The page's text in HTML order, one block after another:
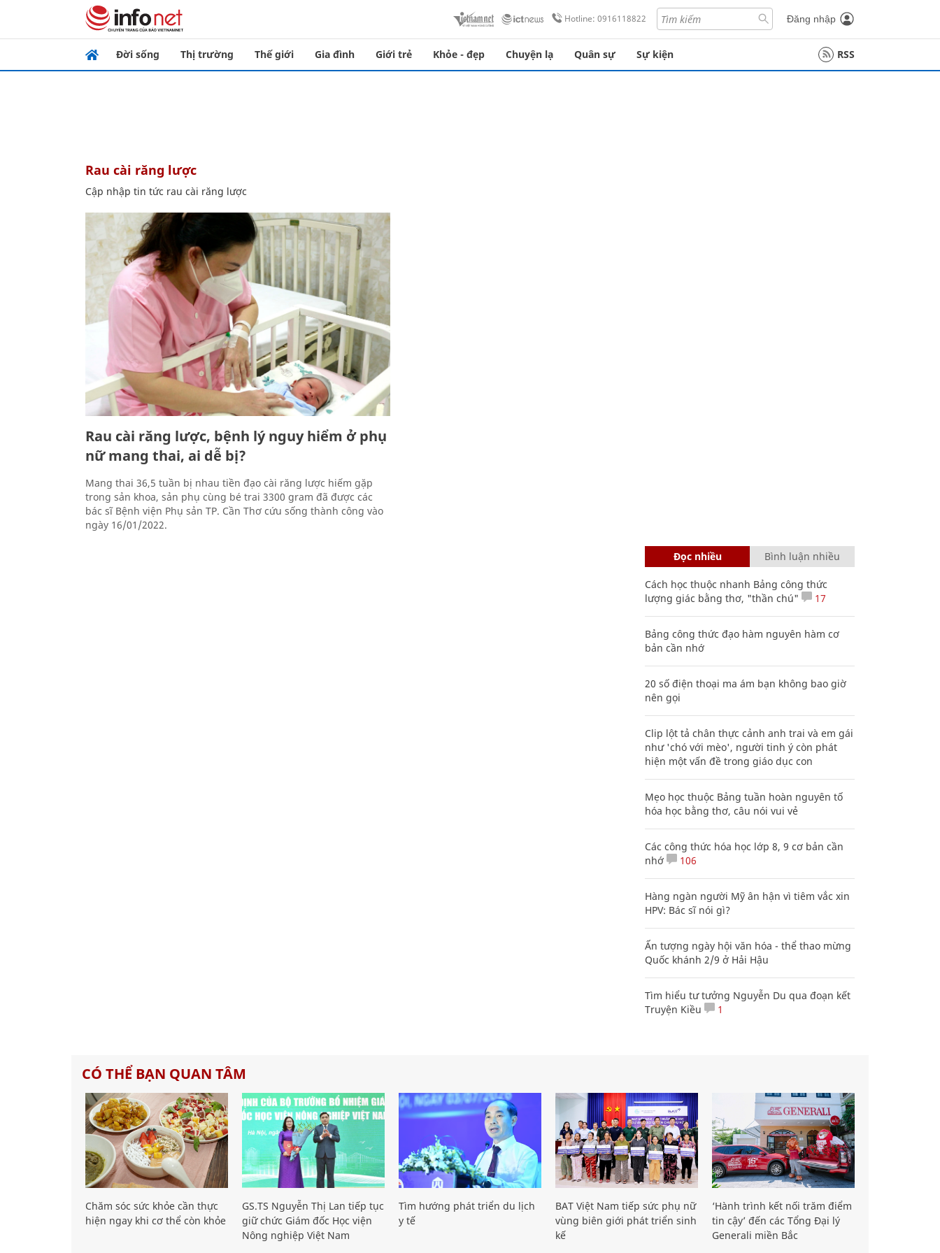
Hotline: 0916118822 Đăng nhập
Đời sống Thị trường Thế giới Gia đình Giới trẻ Khỏe - đẹp Chuyện lạ Quân sự Sự kiện RSS
rau cài răng lược
Cập nhập tin tức rau cài răng lược
Rau cài răng lược, bệnh lý nguy hiểm ở phụ
nữ mang thai, ai dễ bị?
Mang thai 36,5 tuần bị nhau tiền đạo cài răng lược hiếm gặp
trong sản khoa, sản phụ cùng bé trai 3300 gram đã được các
bác sĩ Bệnh viện Phụ sản TP. Cần Thơ cứu sống thành công vào
ngày 16/01/2022.
Đọc nhiều Bình luận nhiều
Cách học thuộc nhanh Bảng công thức
lượng giác bằng thơ, "thần chú"
17
Bảng công thức đạo hàm nguyên hàm cơ
bản cần nhớ
20 số điện thoại ma ám bạn không bao giờ
nên gọi
Clip lột tả chân thực cảnh anh trai và em gái
như 'chó với mèo', người tinh ý còn phát
hiện một vấn đề trong giáo dục con
Mẹo học thuộc Bảng tuần hoàn nguyên tố
hóa học bằng thơ, câu nói vui vẻ
Các công thức hóa học lớp 8, 9 cơ bản cần
nhớ
106
Hàng ngàn người Mỹ ân hận vì tiêm vắc xin
HPV: Bác sĩ nói gì?
Ấn tượng ngày hội văn hóa - thể thao mừng
Quốc khánh 2/9 ở Hải Hậu
Tìm hiểu tư tưởng Nguyễn Du qua đoạn kết
Truyện Kiều
1
CÓ THỂ BẠN QUAN TÂM
Chăm sóc sức khỏe cần thực
hiện ngay khi cơ thể còn khỏe
GS.TS Nguyễn Thị Lan tiếp tục
giữ chức Giám đốc Học viện
Nông nghiệp Việt Nam
Tìm hướng phát triển du lịch
y tế
BAT Việt Nam tiếp sức phụ nữ
vùng biên giới phát triển sinh
kế
‘Hành trình kết nối trăm điểm
tin cậy’ đến các Tổng Đại lý
Generali miền Bắc